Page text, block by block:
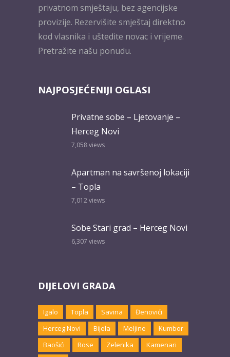
privatnom smještaju, bez agencijske
provizije. Rezervišite smještaj direktno
kod vlasnika i uštedite novac i vrijeme.
Pretražite našu ponudu.
NAJPOSJEĆENIJI OGLASI
Privatne sobe – Ljetovanje –
Herceg Novi
7,058views
Apartman na savršenoj lokaciji
– Topla
7,012views
Sobe Stari grad – Herceg Novi
6,307 views
DIJELOVI GRADA
Igalo Topla Savina
Đenovići
Herceg Novi
Bijela Meljine
Kumbor
Baošići
Rose Zelenika
Kamenari